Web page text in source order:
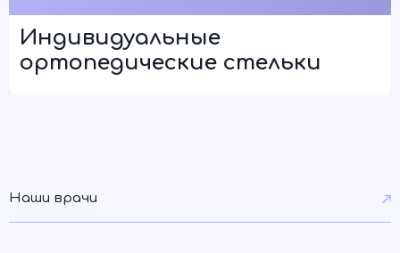
Индивидуальные
ортопедические стельки
Наши врачи